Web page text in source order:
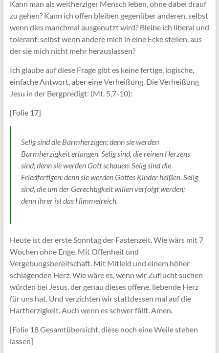
Kann man als weitherziger Mensch leben, ohne dabei drauf
zu gehen? Kann ich offen bleiben gegenüber anderen, selbst
wenn dies manchmal ausgenutzt wird? Bleibe ich liberal und
tolerant, selbst wenn andere mich in eine Ecke stellen, aus
der sie mich nicht mehr herauslassen?
Ich glaube auf diese Frage gibt es keine fertige, logische,
einfache Antwort, aber eine Verheißung. Die Verheißung
Jesu in der Bergpredigt: (Mt. 5,7-10):
[Folie 17]
Selig sind die Barmherzigen; denn sie werden
Barmherzigkeit erlangen. Selig sind, die reinen Herzens
sind; denn sie werden Gott schauen. Selig sind die
Friedfertigen; denn sie werden Gottes Kinder heißen. Selig
sind, die um der Gerechtigkeit willen verfolgt werden;
denn ihrer ist das Himmelreich.
Heute ist der erste Sonntag der Fastenzeit. Wie wärs mit 7
Wochen ohne Enge. Mit Offenheit und
Vergebungsbereitschaft. Mit Mitleid und einem höher
schlagenden Herz. Wie wäre es, wenn wir Zuflucht suchen
würden bei Jesus, der genau dieses offene, liebende Herz
für uns hat. Und verzichten wir stattdessen mal auf die
Hartherzigkeit. Auch wenn es schwer fällt. Amen.
[Folie 18 Gesamtübersicht, diese noch eine Weile stehen
lassen]